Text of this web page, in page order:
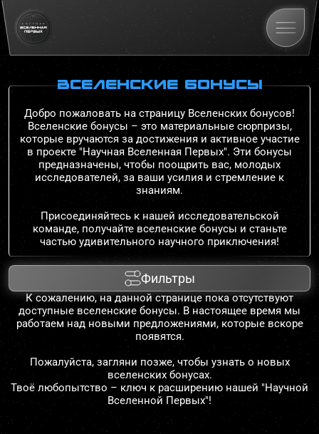
вселенские бонусы
Добро пожаловать на страницу Вселенских бонусов!
Вселенские бонусы – это материальные сюрпризы,
которые вручаются за достижения и активное участие
в проекте "Научная Вселенная Первых". Эти бонусы
предназначены, чтобы поощрить вас, молодых
исследователей, за ваши усилия и стремление к
знаниям.
Присоединяйтесь к нашей исследовательской
команде, получайте вселенские бонусы и станьте
частью удивительного научного приключения!
Фильтры
К сожалению, на данной странице пока отсутствуют
доступные вселенские бонусы. В настоящее время мы
работаем над новыми предложениями, которые вскоре
появятся.
Пожалуйста, загляни позже, чтобы узнать о новых
вселенских бонусах.
Твоё любопытство – ключ к расширению нашей "Научной
Вселенной Первых"!